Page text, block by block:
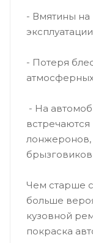
- Вмятины на
- Потеря
- На
лонжеронов,
Чем старше
больше
кузовной
покраска